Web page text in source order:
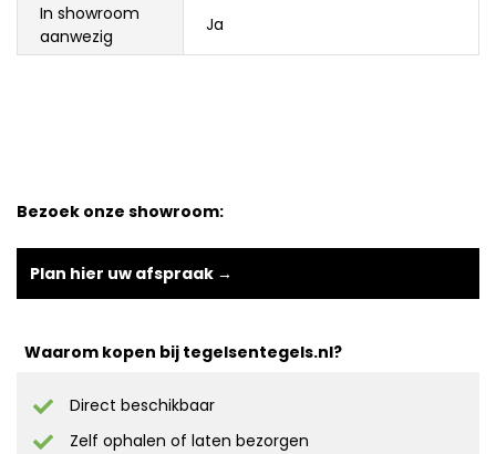
In showroom
aanwezig
Ja
Bezoek onze showroom:
Plan hier uw afspraak →
Waarom kopen bij tegelsentegels.nl?
Direct beschikbaar
Zelf ophalen of laten bezorgen